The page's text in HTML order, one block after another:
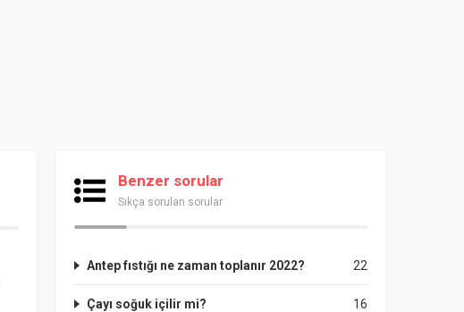
Benzer sorular
Sıkça sorulan sorular
22
Antep fıstığı ne zaman toplanır 2022?
16
Çayı soğuk içilir mi?